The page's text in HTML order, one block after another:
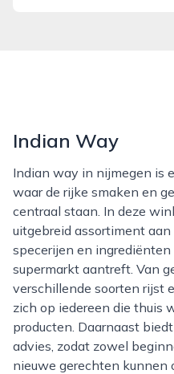
Indian Way
Indian way in nijmegen is een gespecialiseerde winkel
waar de rijke smaken en
centraal staan. In deze
uitgebreid assortiment
specerijen en
supermarkt aantreft. Van
verschillende soorten rijst
zich op iedereen die thuis
producten. Daarnaast
advies, zodat zowel
nieuwe gerechten kunnen